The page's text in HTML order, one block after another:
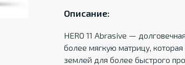
Описание:
HERO 11 Abrasive —
более мягкую матрицу,
землей для более быстрого